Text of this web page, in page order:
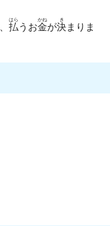
払
はら
うお金
かね
が決
き
まりま